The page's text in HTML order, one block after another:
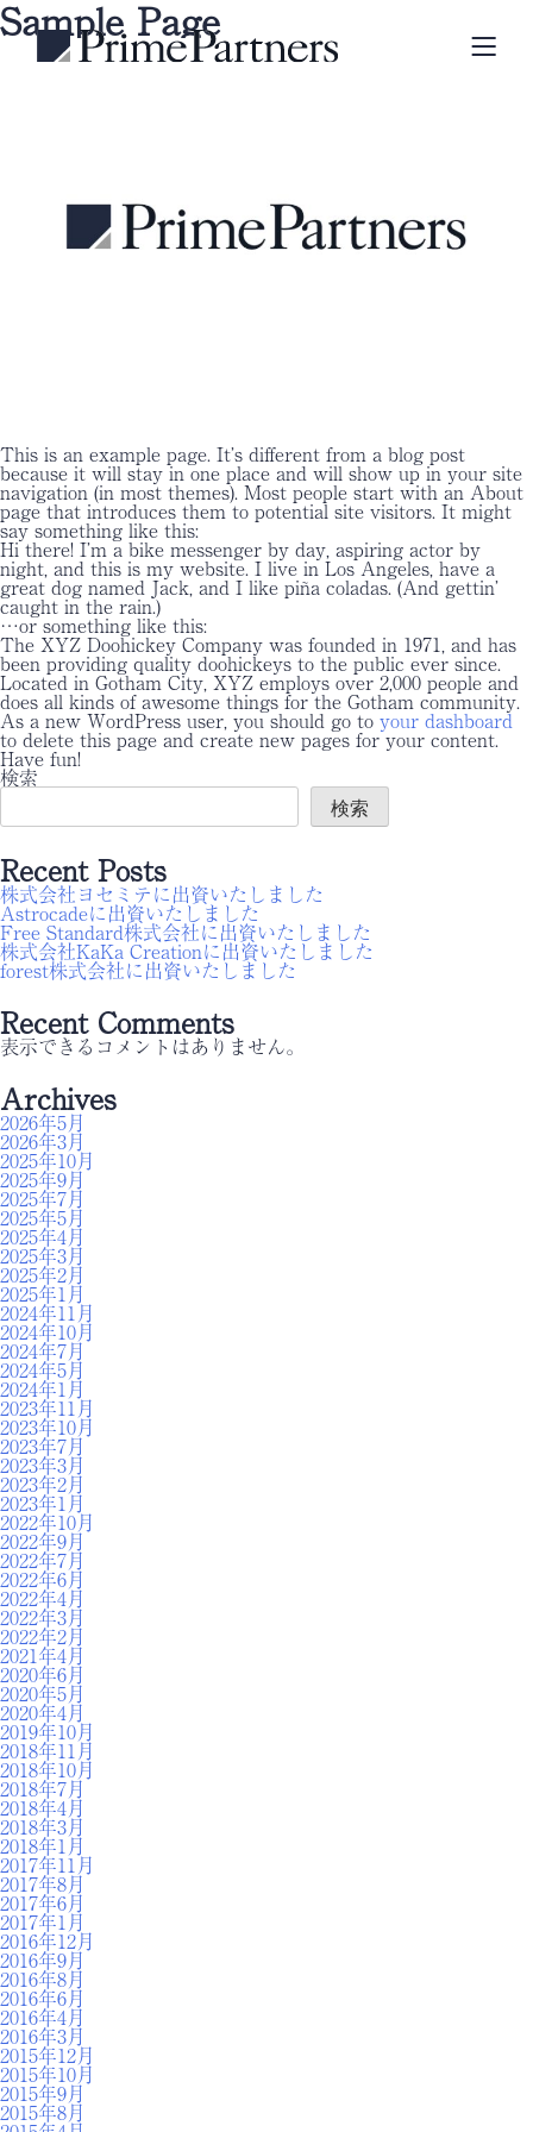
Sample Page
This is an example page. It’s different from a blog post
because it will stay in one place and will show up in your site
navigation (in most themes). Most people start with an About
page that introduces them to potential site visitors. It might
say something like this:
Hi there! I’m a bike messenger by day, aspiring actor by
night, and this is my website. I live in Los Angeles, have a
great dog named Jack, and I like piña coladas. (And gettin’
caught in the rain.)
…or something like this:
The XYZ Doohickey Company was founded in 1971, and has
been providing quality doohickeys to the public ever since.
Located in Gotham City, XYZ employs over 2,000 people and
does all kinds of awesome things for the Gotham community.
As a new WordPress user, you should go to your dashboard
to delete this page and create new pages for your content.
Have fun!
検索
検索
Recent Posts
株式会社ヨセミテに出資いたしました
Astrocadeに出資いたしました
Free Standard株式会社に出資いたしました
株式会社KaKa Creationに出資いたしました
forest株式会社に出資いたしました
Recent Comments
表示できるコメントはありません。
Archives
2026年5月
2026年3月
2025年10月
2025年9月
2025年7月
2025年5月
2025年4月
2025年3月
2025年2月
2025年1月
2024年11月
2024年10月
2024年7月
2024年5月
2024年1月
2023年11月
2023年10月
2023年7月
2023年3月
2023年2月
2023年1月
2022年10月
2022年9月
2022年7月
2022年6月
2022年4月
2022年3月
2022年2月
2021年4月
2020年6月
2020年5月
2020年4月
2019年10月
2018年11月
2018年10月
2018年7月
2018年4月
2018年3月
2018年1月
2017年11月
2017年8月
2017年6月
2017年1月
2016年12月
2016年9月
2016年8月
2016年6月
2016年4月
2016年3月
2015年12月
2015年10月
2015年9月
2015年8月